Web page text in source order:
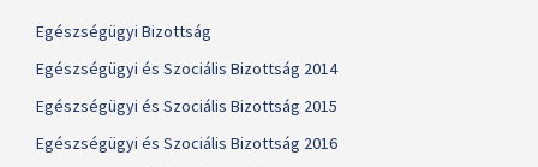
Egészségügyi Bizottság
Egészségügyi és Szociális Bizottság 2014
Egészségügyi és Szociális Bizottság 2015
Egészségügyi és Szociális Bizottság 2016